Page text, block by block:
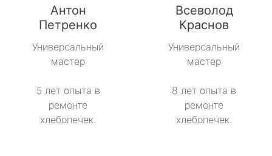
Антон
Петренко
Универсальный
мастер
5 лет опыта в
ремонте
хлебопечек.
Всеволод
Краснов
Универсальный
мастер
8 лет опыта в
ремонте
хлебопечек.